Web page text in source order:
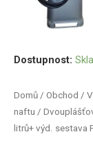
Domů / Obchod /
naftu /
litrů+ výd. sestava
Dostupnost: